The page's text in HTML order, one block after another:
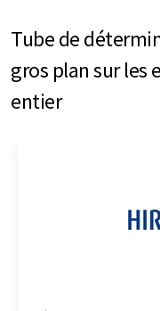
Tube de
gros plan sur les
entier